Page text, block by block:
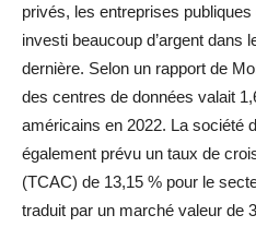
privés, les entreprises
investi beaucoup d’argent dans
dernière. Selon un rapport de
des centres de données valait
américains en 2022. La société
également prévu un taux de
(TCAC) de 13,15 % pour le
traduit par un marché valeur de